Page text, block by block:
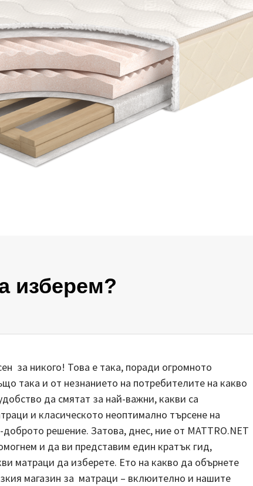
изберем?
за никого! Това е така, поради огромното
така и от незнанието на потребителите на какво
да смятат за най-важни, какви са
и класическото неоптимално търсене на
решение. Затова, днес, ние от MATTRO.NET
и да ви представим един кратък гид,
матраци да изберете. Ето на какво да обърнете
магазин за матраци – вклюително и нашите